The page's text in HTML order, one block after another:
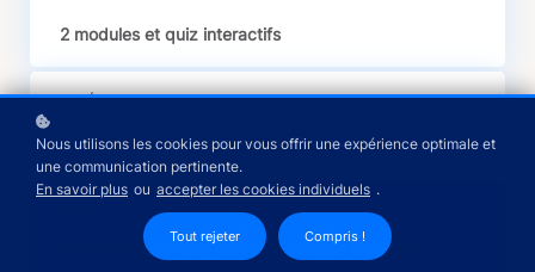
2 modules et quiz interactifs
DURÉE
30 minutes en moyenne, à votre propre rythme !
Gratuit tout au long de votre période d'accès !
Nous utilisons les cookies pour vous offrir une expérience optimale et
une communication pertinente.
En savoir plus ou accepter les cookies individuels .
Tout rejeter Compris !